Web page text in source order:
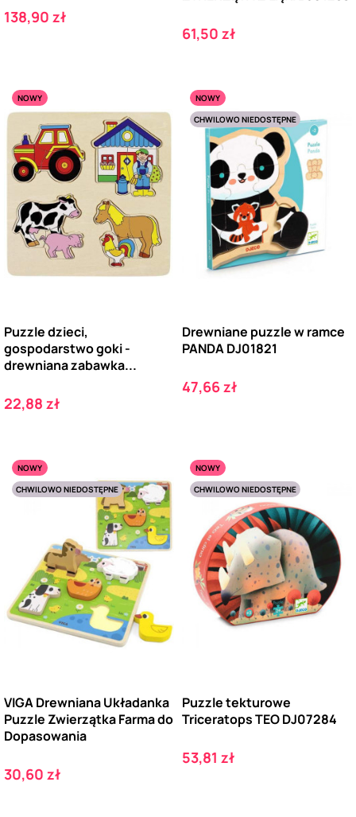
Cena
138,90 zł
Cena
61,50 zł
NOWY
Puzzle dzieci,
gospodarstwo goki -
drewniana zabawka...
Cena
22,88 zł
NOWY
CHWILOWO NIEDOSTĘPNE
Drewniane puzzle w ramce
PANDA DJ01821
Cena
47,66 zł
NOWY
CHWILOWO NIEDOSTĘPNE
VIGA Drewniana Układanka
Puzzle Zwierzątka Farma do
Dopasowania
Cena
30,60 zł
NOWY
CHWILOWO NIEDOSTĘPNE
Puzzle tekturowe
Triceratops TEO DJ07284
Cena
53,81 zł